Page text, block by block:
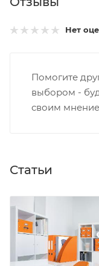
Нет
Помогите
выбором -
своим
Статьи